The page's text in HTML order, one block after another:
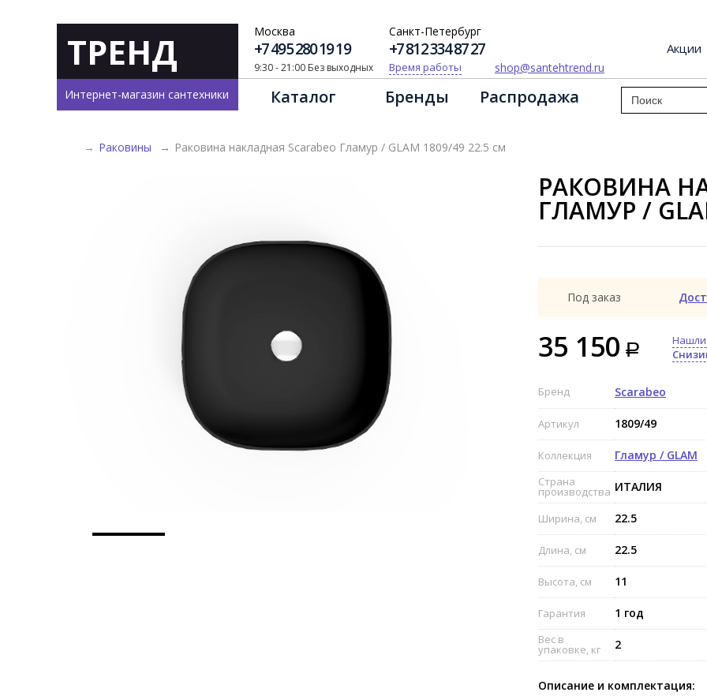
ТРЕНД
Интернет-магазин сантехники
Москва
+7 495 280 19 19
9:30 - 21:00 Без выходных
Санкт-Петербург
+7 812 334 87 27
Время работы shop@santehtrend.ru
Акции
Каталог Бренды Распродажа
→ Раковины → Раковина накладная Scarabeo Гламур / GLAM 1809/49 22.5 см
РАКОВИНА
ГЛАМУР /
Под заказ
35 150
Бренд Scarabeo
Артикул 1809/49
Коллекция Гламур / GLAM
Страна
производства ИТАЛИЯ
Ширина, см 22.5
Длина, см 22.5
Высота, см 11
Гарантия 1 год
Вес в
упаковке, кг 2
Описание и комплектация: